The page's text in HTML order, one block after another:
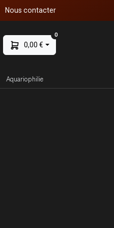
Nous contacter
0,00 €
0
Aquariophilie